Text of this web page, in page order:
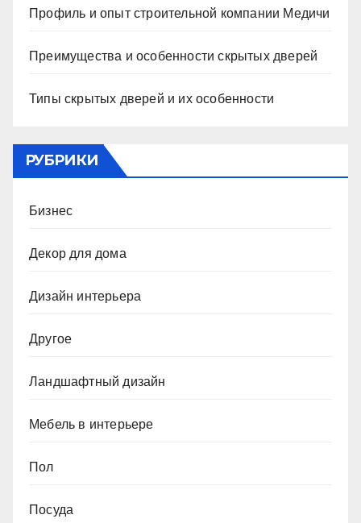
Профиль и опыт строительной компании Медичи
Преимущества и особенности скрытых дверей
Типы скрытых дверей и их особенности
РУБРИКИ
Бизнес
Декор для дома
Дизайн интерьера
Другое
Ландшафтный дизайн
Мебель в интерьере
Пол
Посуда